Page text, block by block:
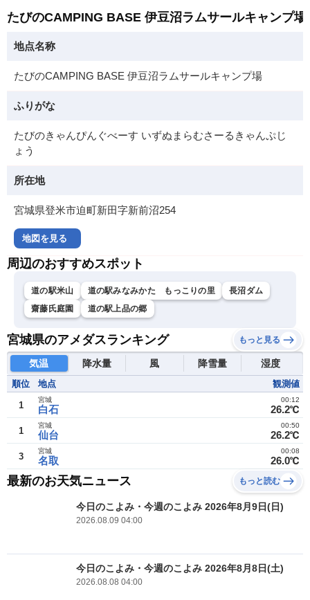
たびのCAMPING BASE 伊豆沼ラムサールキャンプ場
地点名称
たびのCAMPING BASE 伊豆沼ラムサールキャンプ場
ふりがな
たびのきゃんぴんぐべーす いずぬまらむさーるきゃんぷじ
ょう
所在地
宮城県登米市迫町新田字新前沼254
地図を見る
周辺のおすすめスポット
道の駅米山 道の駅みなみかた もっこりの里
長沼ダム
齋藤氏庭園
道の駅上品の郷
宮城県のアメダスランキング もっと見る
気温 降水量 風 降雪量 湿度
順位 地点 観測値
1 白石
宮城
26.2℃
00:12
1 仙台
宮城
26.2℃
00:50
3 名取
宮城
26.0℃
00:08
最新のお天気ニュース もっと読む
今日のこよみ・今週のこよみ 2026年8月9日(日)
2026.08.09 04:00
今日のこよみ・今週のこよみ 2026年8月8日(土)
2026.08.08 04:00